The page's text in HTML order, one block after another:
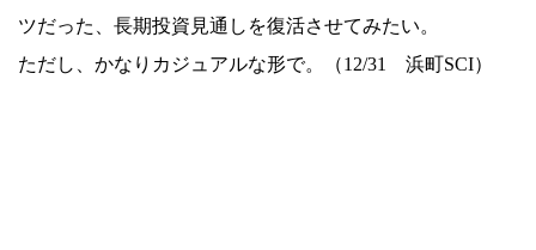
ツだった、長期投資見通しを復活させてみたい。
ただし、かなりカジュアルな形で。（12/31 浜町SCI）